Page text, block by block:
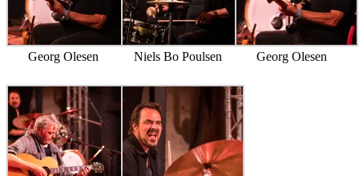
Georg Olesen Niels Bo Poulsen Georg Olesen